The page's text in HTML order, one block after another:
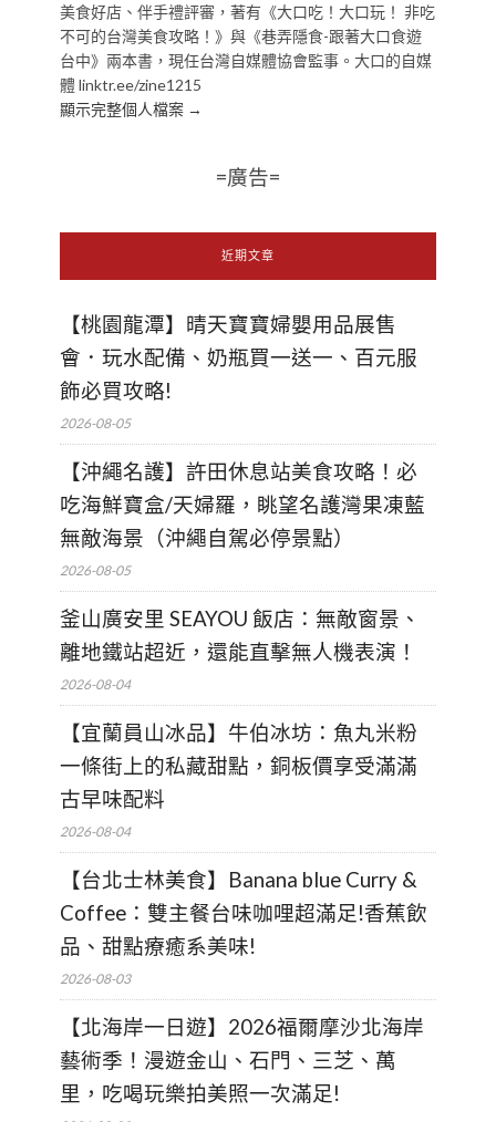
美食好店、伴手禮評審，著有《大口吃！大口玩！ 非吃
不可的台灣美食攻略！》與《巷弄隱食-跟著大口食遊
台中》兩本書，現任台灣自媒體協會監事。大口的自媒
體 linktr.ee/zine1215
顯示完整個人檔案 →
=廣告=
近期文章
【桃園龍潭】晴天寶寶婦嬰用品展售
會．玩水配備、奶瓶買一送一、百元服
飾必買攻略!
2026-08-05
【沖繩名護】許田休息站美食攻略！必
吃海鮮寶盒/天婦羅，眺望名護灣果凍藍
無敵海景（沖繩自駕必停景點）
2026-08-05
釜山廣安里 SEAYOU 飯店：無敵窗景、
離地鐵站超近，還能直擊無人機表演！
2026-08-04
【宜蘭員山冰品】牛伯冰坊：魚丸米粉
一條街上的私藏甜點，銅板價享受滿滿
古早味配料
2026-08-04
【台北士林美食】Banana blue Curry &
Coffee：雙主餐台味咖哩超滿足!香蕉飲
品、甜點療癒系美味!
2026-08-03
【北海岸一日遊】2026福爾摩沙北海岸
藝術季！漫遊金山、石門、三芝、萬
里，吃喝玩樂拍美照一次滿足!